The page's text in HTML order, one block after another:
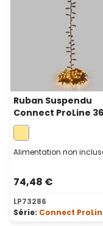
Ruban Suspendu
Connect ProLine
m, 250 maxiled
chaud, câble vert
Alimentation non
74,48 €
LP73286
Série: Connect